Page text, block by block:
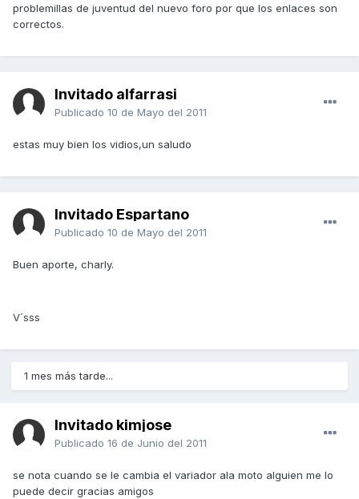
problemillas de juventud del nuevo foro por que los enlaces son
correctos.
Invitado alfarrasi
Publicado 10 de Mayo del 2011
estas muy bien los vidios,un saludo
Invitado Espartano
Publicado 10 de Mayo del 2011
Buen aporte, charly.
V´sss
1 mes más tarde...
Invitado kimjose
Publicado 16 de Junio del 2011
se nota cuando se le cambia el variador ala moto alguien me lo
puede decir gracias amigos